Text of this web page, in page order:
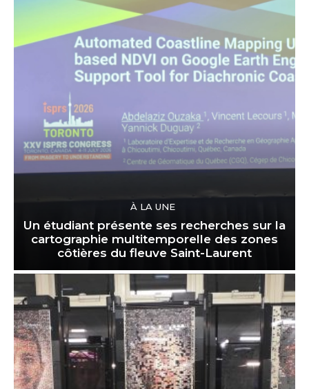
À LA UNE
Un étudiant présente ses recherches sur la
cartographie multitemporelle des zones
côtières du fleuve Saint-Laurent